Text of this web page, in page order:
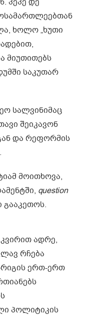
ხოლო „ხუთი
მიუთითებს
საკუთარ
სალვინიმაც
შეიკავონ
და რეფორმის
მოითხოვა,
question
გააკეთოს.
ადრე,
რჩება
ერთ-ერთ
პოლიტიკის